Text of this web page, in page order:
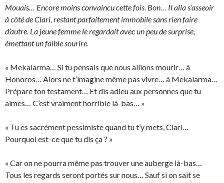
Mouais… Encore moins convaincu cette fois. Bon… Il alla s’asseoir
à côté de Clari, restant parfaitement immobile sans rien faire
d’autre. La jeune femme le regardait avec un peu de surprise,
émettant un faible sourire.
« Mekalarma… Si tu pensais que nous allions mourir… à
Honoros… Alors ne t’imagine même pas vivre… à Mekalarma…
Prépare ton testament… Et dis adieu aux personnes que tu
aimes… C’est vraiment horrible là-bas… »
« Tu es sacrément pessimiste quand tu t’y mets, Clari…
Pourquoi est-ce que tu dis ça ? »
« Car on ne pourra même pas trouver une auberge là-bas…
Tous les regards seront portés sur nous… Sauf si on sait se